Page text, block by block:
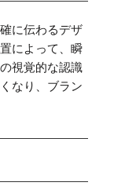
に伝わるデザ
によって、瞬
視覚的な認識
なり、ブラン